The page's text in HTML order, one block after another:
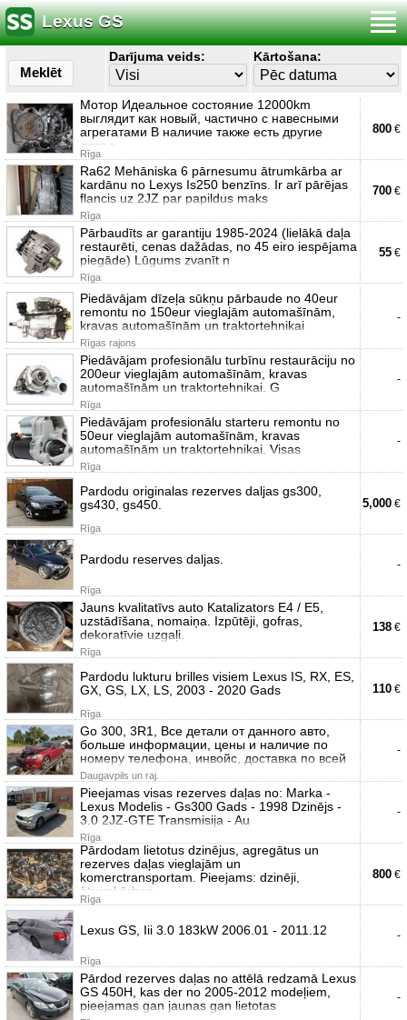
Lexus GS
Meklēt
Darījuma veids: Kārtošana:
Мотор Идеальное состояние 12000km
выглядит как новый, частично с навесными
агрегатами В наличие также есть другие
детал
Rīga
800 €
Ra62 Mehāniska 6 pārnesumu ātrumkārba ar
kardānu no Lexys Is250 benzīns. Ir arī pārējas
flancis uz 2JZ par papildus maks
Rīga
700 €
Pārbaudīts ar garantiju 1985-2024 (lielākā daļa
restaurēti, cenas dažādas, no 45 eiro iespējama
piegāde) Lūgums zvanīt n
Rīga
55 €
Piedāvājam dīzeļa sūkņu pārbaude no 40eur
remontu no 150eur vieglajām automašīnām,
kravas automašīnām un traktortehnikai
Rīgas rajons
-
Piedāvājam profesionālu turbīnu restaurāciju no
200eur vieglajām automašīnām, kravas
automašīnām un traktortehnikai. G
Rīga
-
Piedāvājam profesionālu starteru remontu no
50eur vieglajām automašīnām, kravas
automašīnām un traktortehnikai. Visas
Rīga
-
Pardodu originalas rezerves daljas gs300,
gs430, gs450.
Rīga
5,000 €
Pardodu reserves daljas.
Rīga
-
Jauns kvalitatīvs auto Katalizators E4 / E5,
uzstādīšana, nomaiņa. Izpūtēji, gofras,
dekoratīvie uzgaļi.
Rīga
138 €
Pardodu lukturu brilles visiem Lexus IS, RX, ES,
GX, GS, LX, LS, 2003 - 2020 Gads
Rīga
110 €
Go 300, 3R1, Все детали от данного авто,
больше информации, цены и наличие по
номеру телефона, инвойс, доставка по всей
Daugavpils un raj.
-
Pieejamas visas rezerves daļas no: Marka -
Lexus Modelis - Gs300 Gads - 1998 Dzinējs -
3.0 2JZ-GTE Transmisija - Au
Rīga
-
Pārdodam lietotus dzinējus, agregātus un
rezerves daļas vieglajām un
komerctransportam. Pieejams: dzinēji,
ātrumkārbas,
Rīga
800 €
Lexus GS, Iii 3.0 183kW 2006.01 - 2011.12
Rīga
-
Pārdod rezerves daļas no attēlā redzamā Lexus
GS 450H, kas der no 2005-2012 modeļiem,
pieejamas gan jaunas gan lietotas
-